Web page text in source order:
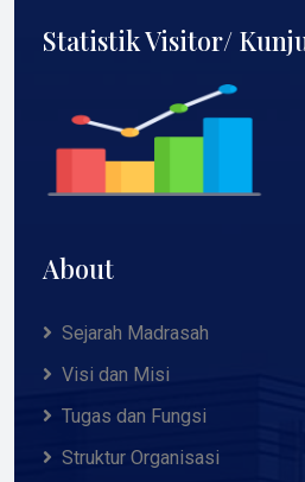
Statistik Visitor/
About
Sejarah Madrasah
Visi dan Misi
Tugas dan Fungsi
Struktur Organisasi